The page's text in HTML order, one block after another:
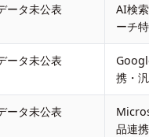
ータ未公表
AI検
ーチ
ータ未公表
携・
ータ未公表
品連携